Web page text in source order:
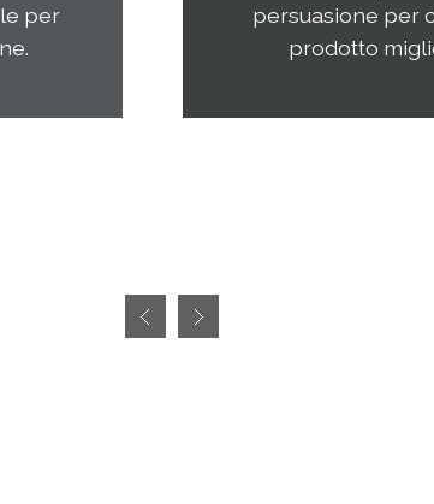
raggiungibile perchè considerata
semplice ed immediata. Avere
attenta analisi che una specifica